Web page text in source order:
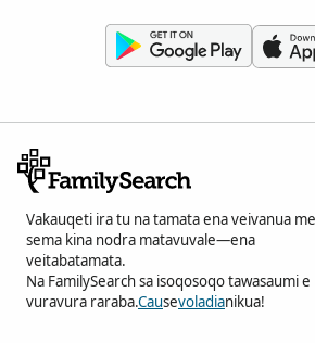
Vakauqeti ira tu na tamata ena veivanua
sema kina nodra matavuvale—ena
veitabatamata.
Na FamilySearch sa isoqosoqo tawasaumi e
vuravura raraba.Causevoladianikua!